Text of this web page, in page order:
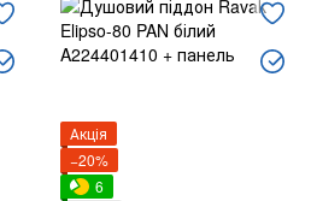
Акція
−20%
6